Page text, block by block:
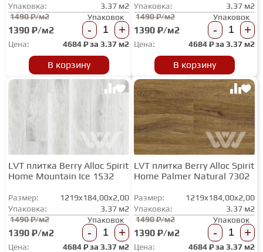
Упаковка:
3.37 м2
1490 ₽/м2
1390 ₽/м2
Упаковок
- +
Цена: 4684₽ за 3.37 м2
В корзину
Упаковка:
3.37 м2
1490 ₽/м2
1390 ₽/м2
Упаковок
- +
Цена: 4684₽ за 3.37 м2
В корзину
LVT плитка Berry Alloc Spirit
Home Mountain Ice 1532
Размер:
1219x184,00x2,00
Упаковка:
3.37 м2
1490 ₽/м2
1390 ₽/м2
Упаковок
- +
Цена: 4684₽ за 3.37 м2
LVT плитка Berry Alloc Spirit
Home Palmer Natural 7302
Размер:
1219x184,00x2,00
Упаковка:
3.37 м2
1490 ₽/м2
1390 ₽/м2
Упаковок
- +
Цена: 4684₽ за 3.37 м2